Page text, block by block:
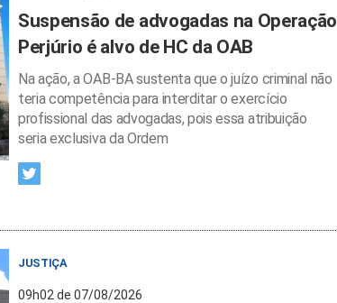
Suspensão de advogadas na Operação
Perjúrio é alvo de HC da OAB
Na ação, a OAB-BA sustenta que o juízo criminal não
teria competência para interditar o exercício
profissional das advogadas, pois essa atribuição
seria exclusiva da Ordem
JUSTIÇA
09h02 de 07/08/2026